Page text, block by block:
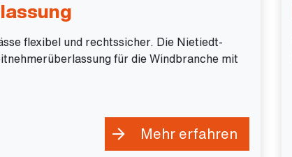
flexibel und rechtssicher. Die Nietiedt-
für die Windbranche mit
Mehr erfahren